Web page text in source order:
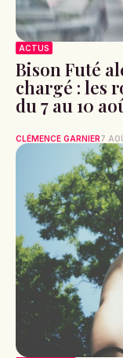
ACTUS
Bison Futé
chargé : les
du 7 au 10
CLÉMENCE GARNIER7